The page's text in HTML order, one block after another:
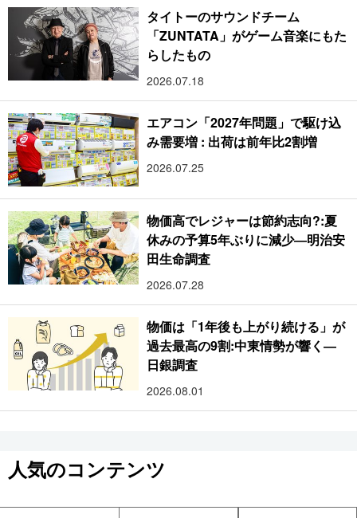
タイトーのサウンドチーム
「ZUNTATA」がゲーム音楽にもた
らしたもの
2026.07.18
エアコン「2027年問題」で駆け込
み需要増 : 出荷は前年比2割増
2026.07.25
物価高でレジャーは節約志向?:夏
休みの予算5年ぶりに減少―明治安
田生命調査
2026.07.28
物価は「1年後も上がり続ける」が
過去最高の9割:中東情勢が響く―
日銀調査
2026.08.01
人気のコンテンツ